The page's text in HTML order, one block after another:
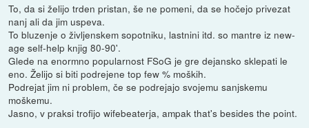
To, da si želijo trden pristan, še ne pomeni, da se hočejo privezat
nanj ali da jim uspeva.
To bluzenje o življenskem sopotniku, lastnini itd. so mantre iz new-
age self-help knjig 80-90'.
Glede na enormno popularnost FSoG je gre dejansko sklepati le
eno. Želijo si biti podrejene top few % moških.
Podrejat jim ni problem, če se podrejajo svojemu sanjskemu
moškemu.
Jasno, v praksi trofijo wifebeaterja, ampak that's besides the point.